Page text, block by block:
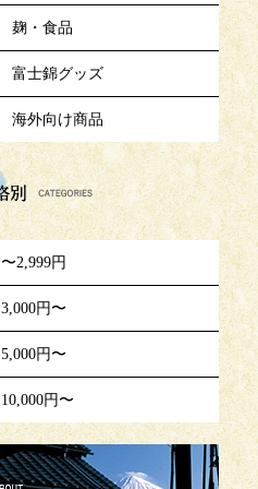
麹・食品
富士錦グッズ
海外向け商品
価
〜2,999円
3,000円〜
5,000円〜
10,000円〜